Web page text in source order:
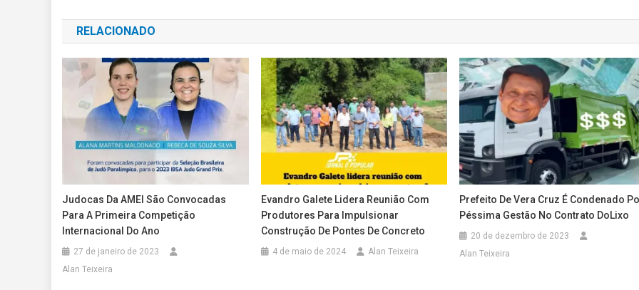
de
Post
RELACIONADO
Judocas Da AMEI São Convocadas
Para A Primeira Competição
Internacional Do Ano
27 de janeiro de 2023
Alan Teixeira
Evandro Galete Lidera Reunião Com
Produtores Para Impulsionar
Construção De Pontes De Concreto
4 de maio de 2024 Alan Teixeira
Prefeito De Vera Cruz É Condenado
Péssima Gestão No Contrato DoLixo
20 de dezembro de 2023
Alan Teixeira